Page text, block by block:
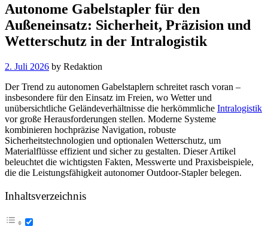
Autonome Gabelstapler für den
Außeneinsatz: Sicherheit, Präzision und
Wetterschutz in der Intralogistik
2. Juli 2026 by Redaktion
Der Trend zu autonomen Gabelstaplern schreitet rasch voran –
insbesondere für den Einsatz im Freien, wo Wetter und
unübersichtliche Geländeverhältnisse die herkömmliche Intralogistik
vor große Herausforderungen stellen. Moderne Systeme
kombinieren hochpräzise Navigation, robuste
Sicherheitstechnologien und optionalen Wetterschutz, um
Materialflüsse effizient und sicher zu gestalten. Dieser Artikel
beleuchtet die wichtigsten Fakten, Messwerte und Praxisbeispiele,
die die Leistungsfähigkeit autonomer Outdoor-Stapler belegen.
Inhaltsverzeichnis